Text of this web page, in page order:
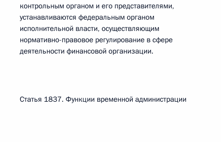
контрольным органом и его представителями,
устанавливаются федеральным органом
исполнительной власти, осуществляющим
нормативно-правовое регулирование в сфере
деятельности финансовой организации.
Статья 1837. Функции временной администрации